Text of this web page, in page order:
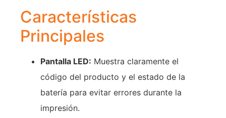
Características
Principales
Pantalla LED: Muestra claramente el
código del producto y el estado de la
batería para evitar errores durante la
impresión.